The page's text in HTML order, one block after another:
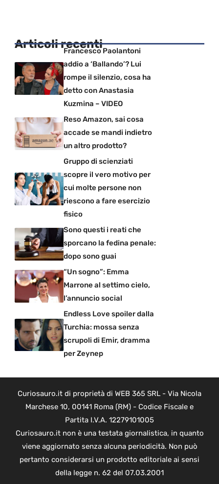
Articoli recentiFrancesco Paolantoni
addio a ‘Ballando’? Lui
rompe il silenzio, cosa ha
detto con Anastasia
Kuzmina – VIDEO
Reso Amazon, sai cosa
accade se mandi indietro
un altro prodotto?
Gruppo di scienziati
scopre il vero motivo per
cui molte persone non
riescono a fare esercizio
fisico
Sono questi i reati che
sporcano la fedina penale:
dopo sono guai
“Un sogno”: Emma
Marrone al settimo cielo,
l’annuncio social
Endless Love spoiler dalla
Turchia: mossa senza
scrupoli di Emir, dramma
per Zeynep
Curiosauro.it di proprietà di WEB 365 SRL - Via Nicola
Marchese 10, 00141 Roma (RM) - Codice Fiscale e
Partita I.V.A. 12279101005
Curiosauro.it non è una testata giornalistica, in quanto
viene aggiornato senza alcuna periodicità. Non può
pertanto considerarsi un prodotto editoriale ai sensi
della legge n. 62 del 07.03.2001